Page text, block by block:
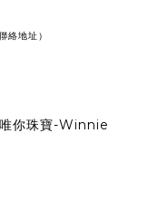
絡地址）
你珠寶-Winnie